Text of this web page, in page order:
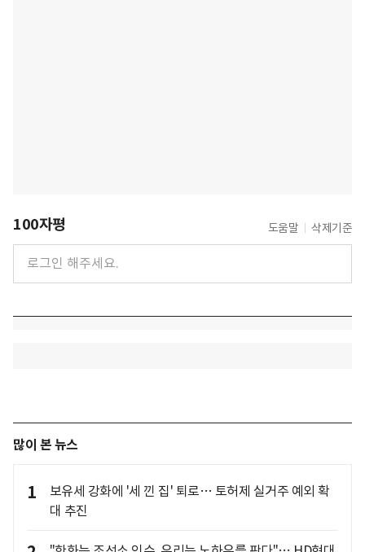
100자평 도움말 삭제기준
많이 본 뉴스
1
보유세 강화에 '세 낀 집' 퇴로… 토허제 실거주 예외 확
대 추진